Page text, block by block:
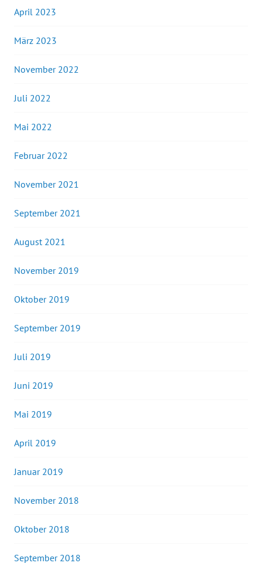
April 2023
März 2023
November 2022
Juli 2022
Mai 2022
Februar 2022
November 2021
September 2021
August 2021
November 2019
Oktober 2019
September 2019
Juli 2019
Juni 2019
Mai 2019
April 2019
Januar 2019
November 2018
Oktober 2018
September 2018